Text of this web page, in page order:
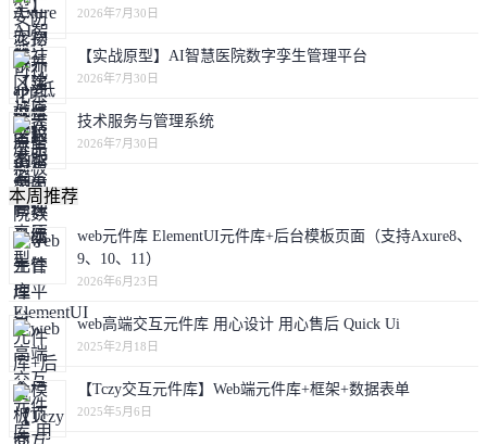
2026年7月30日
【实战原型】AI智慧医院数字孪生管理平台
2026年7月30日
技术服务与管理系统
2026年7月30日
本周推荐
web元件库 ElementUI元件库+后台模板页面（支持Axure8、
9、10、11）
2026年6月23日
web高端交互元件库 用心设计 用心售后 Quick Ui
2025年2月18日
【Tczy交互元件库】Web端元件库+框架+数据表单
2025年5月6日